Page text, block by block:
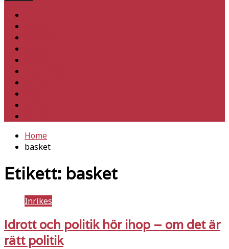
Home
basket
Etikett: basket
Inrikes
Idrott och politik hör ihop – om det är
rätt politik